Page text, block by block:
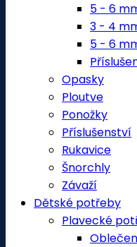
5 - 6
3 - 4
5 - 6
Opasky
Ploutve
Ponožky
Příslušenství
Rukavice
Šnorchly
Závaží
Dětské potřeby
Plavecké